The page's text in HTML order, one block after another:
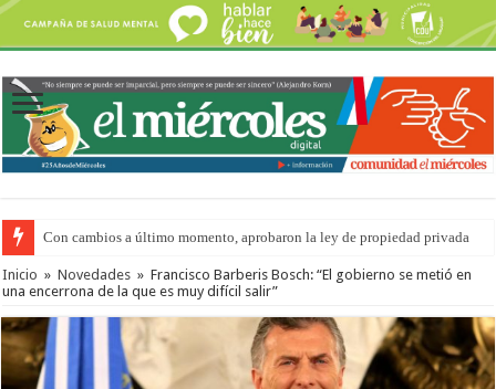
Adopción en Entre Ríos: el 35% de los 90 niños, niñas y adolescentes que
Inicio » Novedades » Francisco Barberis Bosch: “El gobierno se metió en
una encerrona de la que es muy difícil salir”